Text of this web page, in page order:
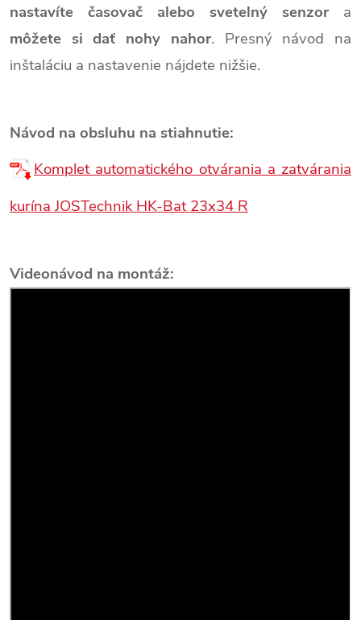
nastavíte časovač alebo svetelný senzora
môžete si dať nohy nahor. Presný návod na
inštaláciu a nastavenie nájdete nižšie.
Návod na obsluhu na stiahnutie:
Komplet automatického otvárania a zatvárania
kurína JOSTechnik HK-Bat 23x34 R
Videonávod na montáž: